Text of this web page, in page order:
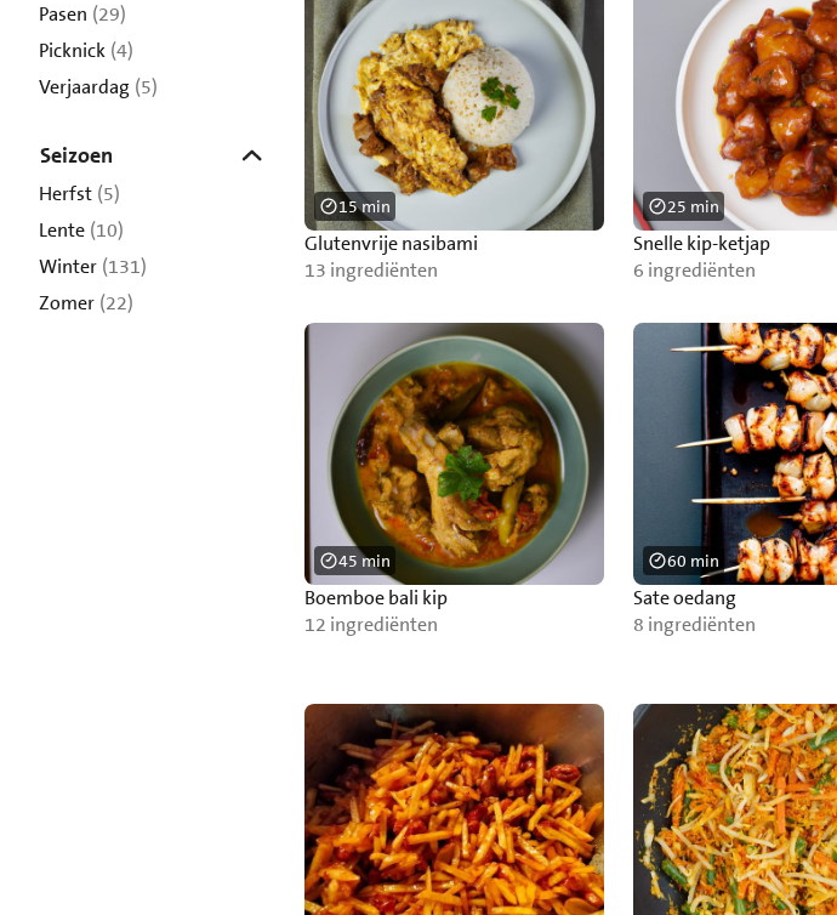
Pasen (29)
Picknick (4)
Verjaardag (5)
Seizoen
Herfst (5)
Lente (10)
Winter (131)
Zomer (22)
Glutenvrije nasibami
13 ingrediënten
15 min
Snelle kip-ketjap
6 ingrediënten
25 min
Boemboe bali kip
12 ingrediënten
45 min
Sate oedang
8 ingrediënten
60 min